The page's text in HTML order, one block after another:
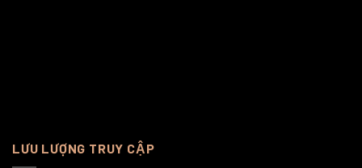
LƯU LƯỢNG TRUY CẬP